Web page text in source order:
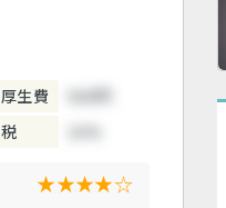
厚生費
税
★★★★☆